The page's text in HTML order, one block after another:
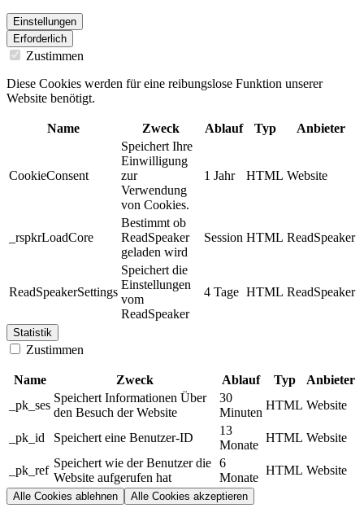
Einstellungen
Erforderlich
Zustimmen
Diese Cookies werden für eine reibungslose Funktion unserer
Website benötigt.
Name Zweck Ablauf Typ Anbieter
CookieConsent
Speichert Ihre
Einwilligung
zur
Verwendung
von Cookies.
1 Jahr HTML Website
_rspkrLoadCore
Bestimmt ob
ReadSpeaker
geladen wird
Session HTML ReadSpeaker
ReadSpeakerSettings
Speichert die
Einstellungen
vom
ReadSpeaker
4 Tage HTML ReadSpeaker
Statistik
Zustimmen
Name Zweck Ablauf Typ
Anbieter
_pk_ses
Speichert Informationen Über
den Besuch der Website
30
Minuten
HTML Website
_pk_id Speichert eine Benutzer-ID
13
Monate
HTML Website
_pk_ref
Speichert wie der Benutzer die
Website aufgerufen hat
6
Monate
HTML Website
Alle Cookies ablehnen Alle Cookies akzeptieren